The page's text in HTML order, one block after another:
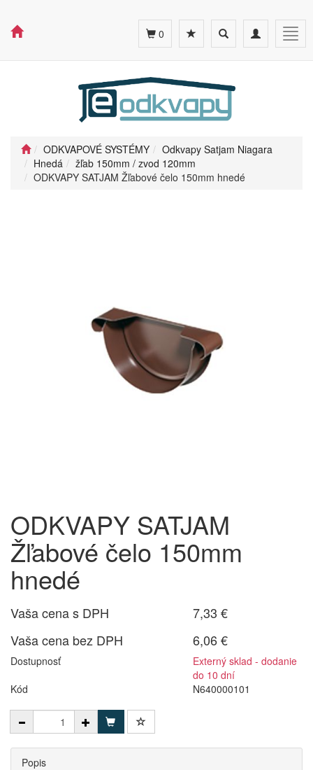
Toggle
navigation
Toggle
search
0
ODKVAPOVÉ SYSTÉMY
Odkvapy Satjam Niagara
Hnedá
žľab 150mm / zvod 120mm
ODKVAPY SATJAM Žľabové čelo 150mm hnedé
ODKVAPY SATJAM
Žľabové čelo 150mm
hnedé
Vaša cena s DPH
7,33 €
Vaša cena bez DPH
6,06 €
Dostupnosť
Externý sklad - dodanie
do 10 dní
Kód
N640000101
Popis